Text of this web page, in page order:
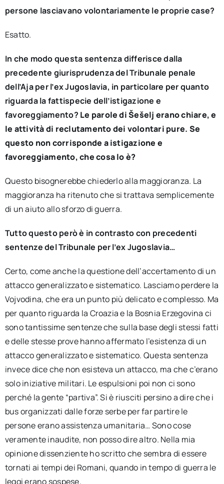
persone lasciavano volontariamente le proprie case?
Esatto.
In che modo questa sentenza differisce dalla
precedente giurisprudenza del Tribunale penale
dell’Aja per l’ex Jugoslavia, in particolare per quanto
riguarda la fattispecie dell’istigazione e
favoreggiamento? Le parole di Šešelj erano chiare, e
le attività di reclutamento dei volontari pure. Se
questo non corrisponde a istigazione e
favoreggiamento, che cosa lo è?
Questo bisognerebbe chiederlo alla maggioranza. La
maggioranza ha ritenuto che si trattava semplicemente
di un aiuto allo sforzo di guerra.
Tutto questo però è in contrasto con precedenti
sentenze del Tribunale per l’ex Jugoslavia…
Certo, come anche la questione dell’accertamento di un
attacco generalizzato e sistematico. Lasciamo perdere la
Vojvodina, che era un punto più delicato e complesso. Ma
per quanto riguarda la Croazia e la Bosnia Erzegovina ci
sono tantissime sentenze che sulla base degli stessi fatti
e delle stesse prove hanno affermato l’esistenza di un
attacco generalizzato e sistematico. Questa sentenza
invece dice che non esisteva un attacco, ma che c’erano
solo iniziative militari. Le espulsioni poi non ci sono
perché la gente “partiva”. Si è riusciti persino a dire che i
bus organizzati dalle forze serbe per far partire le
persone erano assistenza umanitaria… Sono cose
veramente inaudite, non posso dire altro. Nella mia
opinione dissenziente ho scritto che sembra di essere
tornati ai tempi dei Romani, quando in tempo di guerra le
leggi erano sospese.